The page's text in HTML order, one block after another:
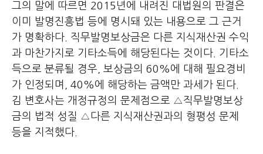
그의 말에 따르면 2015년에 내려진 대법원의 판결은
이미 발명진흥법 등에 명시돼 있는 내용으로 그 근거
가 명확하다. 직무발명보상금은 다른 지식재산권 수익
과 마찬가지로 기타소득에 해당된다는 것이다. 기타소
득으로 분류될 경우, 보상금의 60%에 대해 필요경비
가 인정되며, 40%에 해당하는 금액만 과세가 된다.
김 변호사는 개정규정의 문제점으로 △직무발명보상
금의 법적 성질 △다른 지식재산권과의 형평성 문제
등을 지적했다.